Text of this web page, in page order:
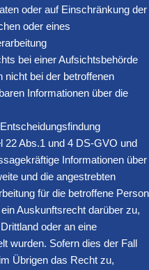
oder auf Einschränkung der
oder eines
bei einer Aufsichtsbehörde
nicht bei der betroffenen
Informationen über die
Abs.1 und 4 DS-GVO und
Informationen über
und die angestrebten
für die betroffene Person
Auskunftsrecht darüber zu,
oder an eine
wurden. Sofern dies der Fall
Übrigen das Recht zu,